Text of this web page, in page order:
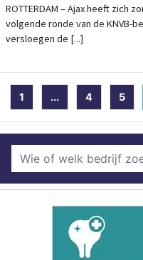
ROTTERDAM – Ajax heeft zich
volgende ronde van de KNVB-
versloegen de [...]
1 ... 4 5